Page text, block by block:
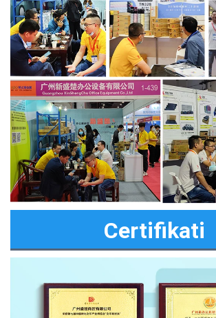
Certifikati